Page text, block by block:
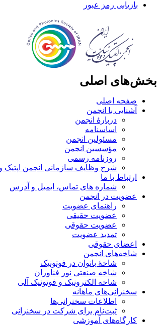
بازیابی رمز عبور
اصلی
صفحه اصلی
آشنایی با انجمن
دربارۀ انجمن
اساسنامه
مسئولین انجمن
مؤسسین انجمن
روزنامه رسمی
شرح وظایف سازمانی انجمن اپتیک و
ارتباط با ما
شماره های تماس، ایمیل و آدرس
عضویت در انجمن
راهنمای عضویت
عضویت حقیقی
عضویت حقوقی
تمدید عضویت
اعضای حقوقی
شاخه‌های انجمن
شاخۀ بانوان در فوتونیک
شاخه صنعتی نور فناوران
شاخه‌ الکترونیک و فوتونیک آلی
سخنرانی‌های ماهانه
اطلاعات سخنرانی‌‌ها
ثبت‌نام برای شرکت در سخنرانی
کارگاه‌های آموزشی